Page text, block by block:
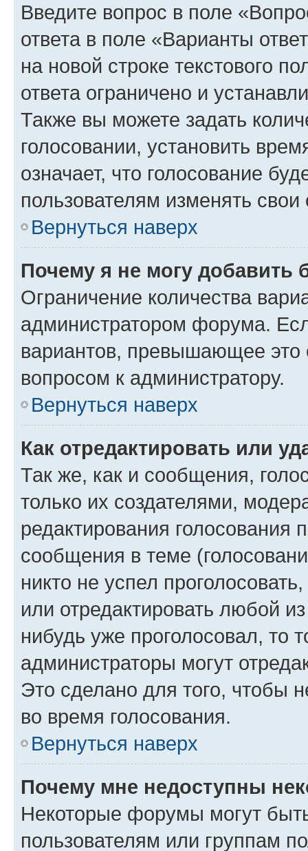
Введите вопрос в поле
ответа в поле «Варианты
на новой строке текстового
ответа ограничено и
Также вы можете задать
голосовании, установить
означает, что голосование
пользователям изменять свои
Вернуться наверх
Почему я не могу добавить
Ограничение количества
администратором форума.
вариантов, превышающее это
вопросом к администратору.
Вернуться наверх
Как отредактировать или
Так же, как и сообщения,
только их создателями,
редактирования голосования
сообщения в теме
никто не успел
или отредактировать любой
нибудь уже проголосовал, то
администраторы могут
Это сделано для того, чтобы
во время голосования.
Вернуться наверх
Почему мне недоступны
Некоторые форумы могут
пользователям или группам